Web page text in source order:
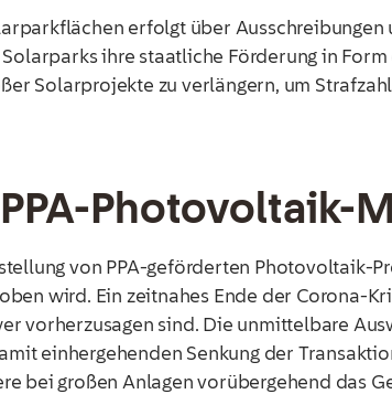
erfolgt über
ihre staatliche Förderung in
Solarprojekte zu verlängern, um
Photovoltaik-
von PPA-geförderten Photovoltaik-
wird. Ein zeitnahes Ende der Corona-
vorherzusagen sind. Die unmittelbare
einhergehenden Senkung der
bei großen Anlagen vorübergehend das